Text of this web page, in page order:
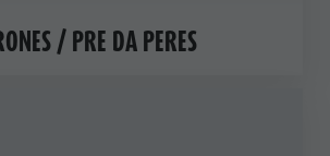
/ PRE DA PERES